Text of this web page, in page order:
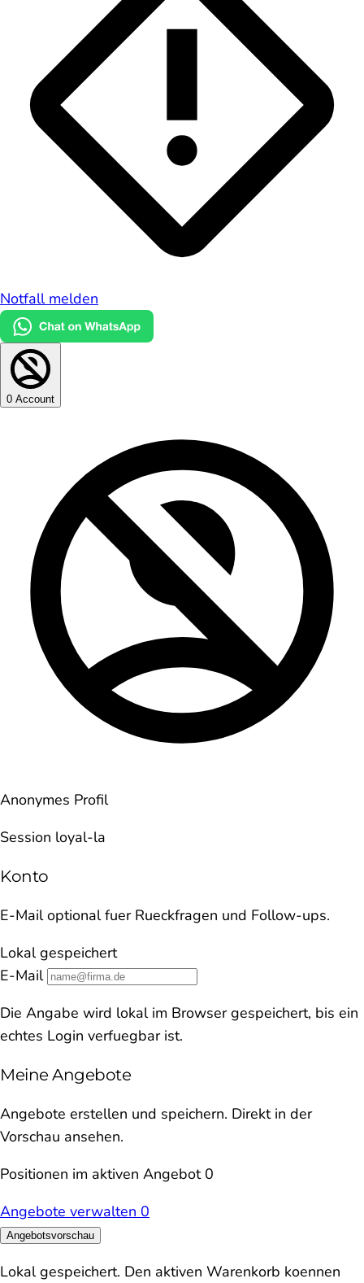
Notfall melden
0 Account
Anonymes Profil
Session loyal-la
Konto
E-Mail optional fuer Rueckfragen und Follow-ups.
Lokal gespeichert
E-Mail
Die Angabe wird lokal im Browser gespeichert, bis ein
echtes Login verfuegbar ist.
Meine Angebote
Angebote erstellen und speichern. Direkt in der
Vorschau ansehen.
Positionen im aktiven Angebot 0
Angebote verwalten 0
Angebotsvorschau
Lokal gespeichert. Den aktiven Warenkorb koennen